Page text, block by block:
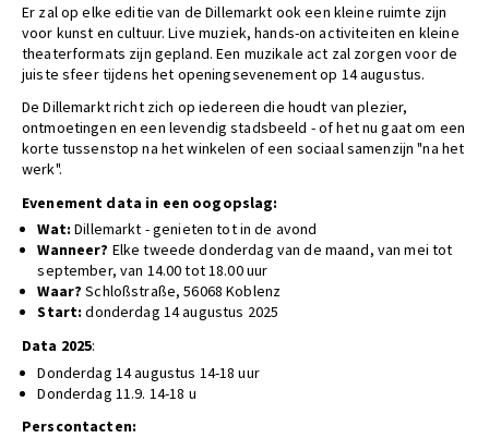
Er zal op elke editie van de Dillemarkt ook een kleine ruimte zijn
voor kunst en cultuur. Live muziek, hands-on activiteiten en kleine
theaterformats zijn gepland. Een muzikale act zal zorgen voor de
juiste sfeer tijdens het openingsevenement op 14 augustus.
De Dillemarkt richt zich op iedereen die houdt van plezier,
ontmoetingen en een levendig stadsbeeld - of het nu gaat om een
korte tussenstop na het winkelen of een sociaal samenzijn "na het
werk".
Evenement data in een oogopslag:
Wat: Dillemarkt - genieten tot in de avond
Wanneer? Elke tweede donderdag van de maand, van mei tot
september, van 14.00 tot 18.00 uur
Waar? Schloßstraße, 56068 Koblenz
Start:donderdag 14 augustus 2025
Data 2025:
Donderdag 14 augustus 14-18 uur
Donderdag 11.9. 14-18 u
Perscontacten: